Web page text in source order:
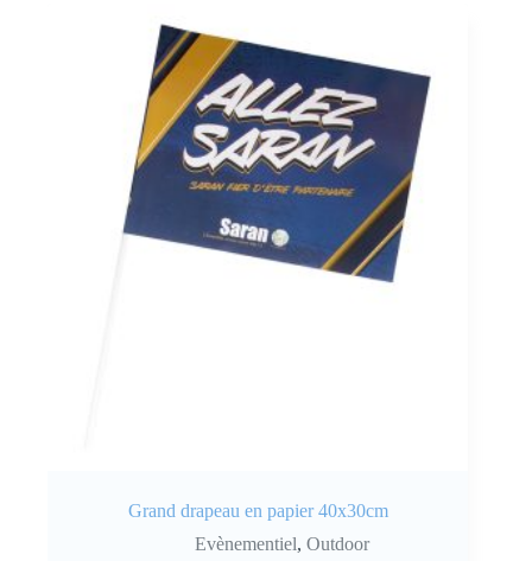
Grand drapeau en papier 40x30cm
Evènementiel, Outdoor